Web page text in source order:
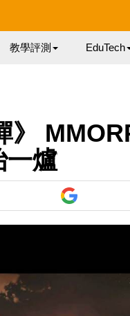
教學評測 EduTech
》
一爐